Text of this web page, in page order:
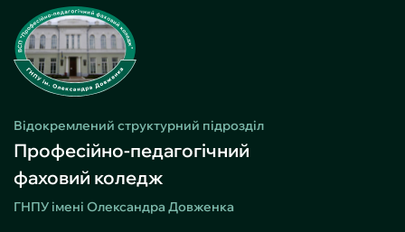
Відокремлений структурний підрозділ
Професійно-педагогічний
фаховий коледж
ГНПУ імені Олександра Довженка